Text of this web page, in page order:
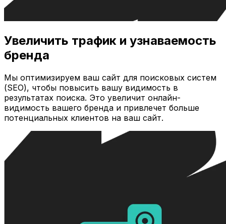
Увеличить трафик и узнаваемость
бренда
Мы оптимизируем ваш сайт для поисковых систем
(SEO), чтобы повысить вашу видимость в
результатах поиска. Это увеличит онлайн-
видимость вашего бренда и привлечет больше
потенциальных клиентов на ваш сайт.